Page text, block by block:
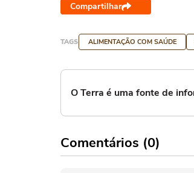
Compartilhar
TAGS ALIMENTAÇÃO COM SAÚDE
O Terra é uma fonte de
Comentários (0)